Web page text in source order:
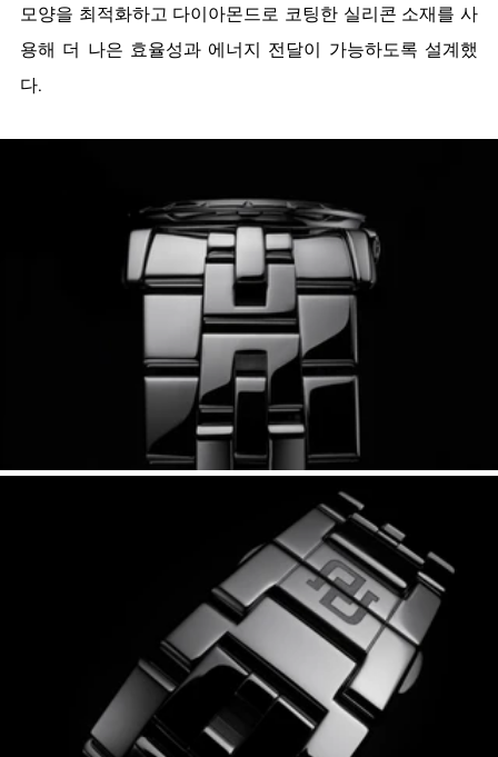
모양을 최적화하고 다이아몬드로 코팅한 실리콘 소재를 사
용해 더 나은 효율성과 에너지 전달이 가능하도록 설계했
다.